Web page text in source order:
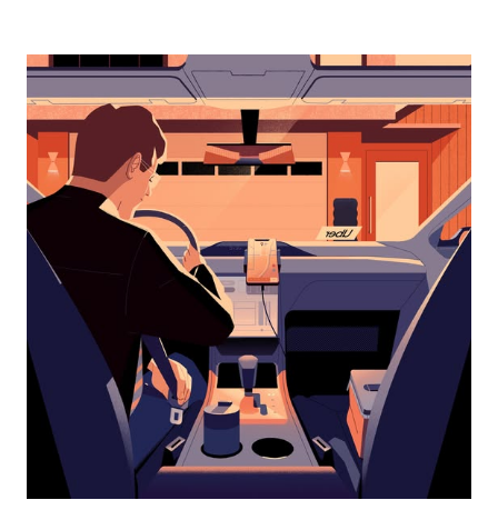
头
浏
日
并
期。
按
退